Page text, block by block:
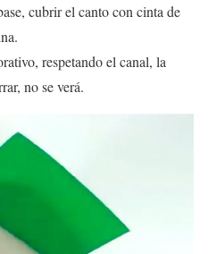
cubrir el canto con cinta de
respetando el canal, la
no se verá.